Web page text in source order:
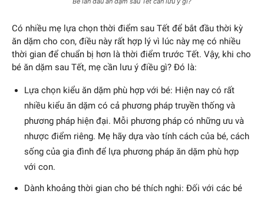
Có nhiều mẹ lựa chọn thời điểm sau Tết để bắt đầu thời kỳ
ăn dặm cho con, điều này rất hợp lý vì lúc này mẹ có nhiều
thời gian để chuẩn bị hơn là thời điểm trước Tết. Vậy, khi cho
bé ăn dặm sau Tết, mẹ cần lưu ý điều gì? Đó là:
Lựa chọn kiểu ăn dặm phù hợp với bé: Hiện nay có rất
nhiều kiểu ăn dặm có cả phương pháp truyền thống và
phương pháp hiện đại. Mỗi phương pháp có những ưu và
nhược điểm riêng. Mẹ hãy dựa vào tính cách của bé, cách
sống của gia đình để lựa phương pháp ăn dặm phù hợp
với con.
Dành khoảng thời gian cho bé thích nghi: Đối với các bé